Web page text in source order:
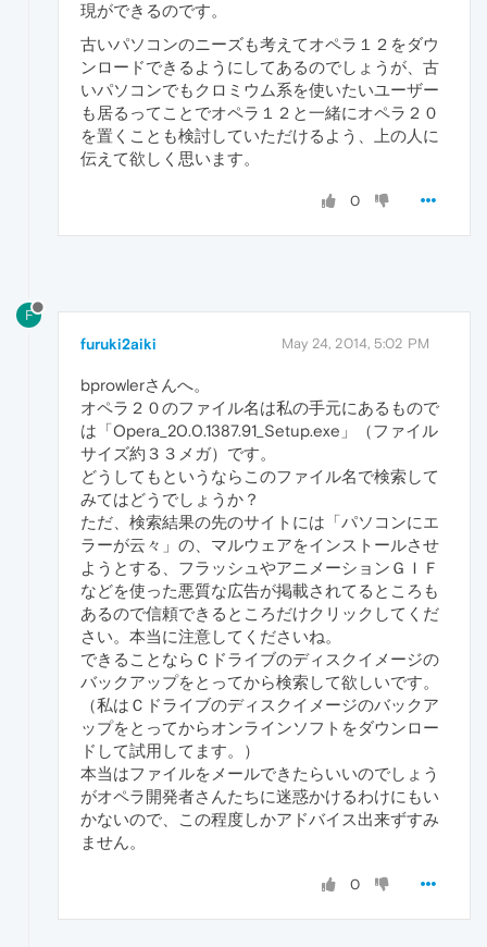
現ができるのです。
古いパソコンのニーズも考えてオペラ１２をダウ
ンロードできるようにしてあるのでしょうが、古
いパソコンでもクロミウム系を使いたいユーザー
も居るってことでオペラ１２と一緒にオペラ２０
を置くことも検討していただけるよう、上の人に
伝えて欲しく思います。
0
F
furuki2aiki May 24, 2014, 5:02 PM
bprowlerさんへ。
オペラ２０のファイル名は私の手元にあるもので
は「Opera_20.0.1387.91_Setup.exe」（ファイル
サイズ約３３メガ）です。
どうしてもというならこのファイル名で検索して
みてはどうでしょうか？
ただ、検索結果の先のサイトには「パソコンにエ
ラーが云々」の、マルウェアをインストールさせ
ようとする、フラッシュやアニメーションＧＩＦ
などを使った悪質な広告が掲載されてるところも
あるので信頼できるところだけクリックしてくだ
さい。本当に注意してくださいね。
できることならＣドライブのディスクイメージの
バックアップをとってから検索して欲しいです。
（私はＣドライブのディスクイメージのバックア
ップをとってからオンラインソフトをダウンロー
ドして試用してます。）
本当はファイルをメールできたらいいのでしょう
がオペラ開発者さんたちに迷惑かけるわけにもい
かないので、この程度しかアドバイス出来ずすみ
ません。
0